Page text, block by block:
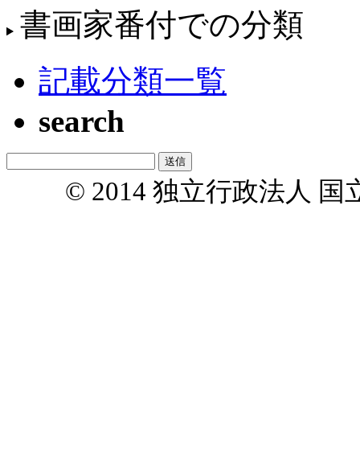
書画家番付での分類
記載分類一覧
search
© 2014 独立行政法人 国